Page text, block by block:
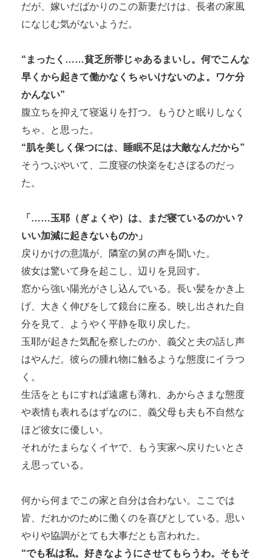
だが、嫁いだばかりのこの新妻だけは、長者の家風
になじむ気がないようだ。
“まったく……貧乏所帯じゃあるまいし。何でこんな
早くから起きて働かなくちゃいけないのよ。ワケ分
かんない”
腹立ちを抑えて寝返りを打つ。もうひと眠りしなく
ちゃ、と思った。
“肌を美しく保つには、睡眠不足は大敵なんだから”
そうつぶやいて、二度寝の快楽をむさぼるのだっ
た。
「……玉耶（ぎょくや）は、まだ寝ているのかい？
いい加減に起きないものか」
戻りかけの意識が、隣室の舅の声を聞いた。
彼女は驚いて身を起こし、辺りを見回す。
窓から強い陽光がさし込んでいる。長い髪をかき上
げ、大きく伸びをして鏡台に座る。映し出された自
分を見て、ようやく平静を取り戻した。
玉耶が起きた気配を察したのか、義父と夫の話し声
はやんだ。彼らの腫れ物に触るような態度にイラつ
く。
生活をともにすれば遠慮も薄れ、あからさまな態度
や表情も表れるはずなのに、義父母も夫も不自然な
ほど彼女に優しい。
それがたまらなくイヤで、もう実家へ戻りたいとさ
え思っている。
何から何までこの家と自分は合わない。ここでは
皆、だれかのために働くのを喜びとしている。思い
やりや協調がとても大事だとも言われた。
“でも私は私。好きなようにさせてもらうわ。そもそ